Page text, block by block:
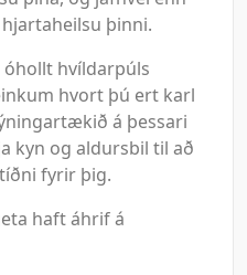
þinni.
hvíldarpúls
hvort þú ert karl
á þessari
kyn og aldursbil til að
fyrir þig.
haft áhrif á